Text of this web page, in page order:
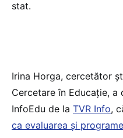
stat.
Irina Horga, cercetător
Cercetare în Educație, a
InfoEdu de la TVR Info,
ca evaluarea și